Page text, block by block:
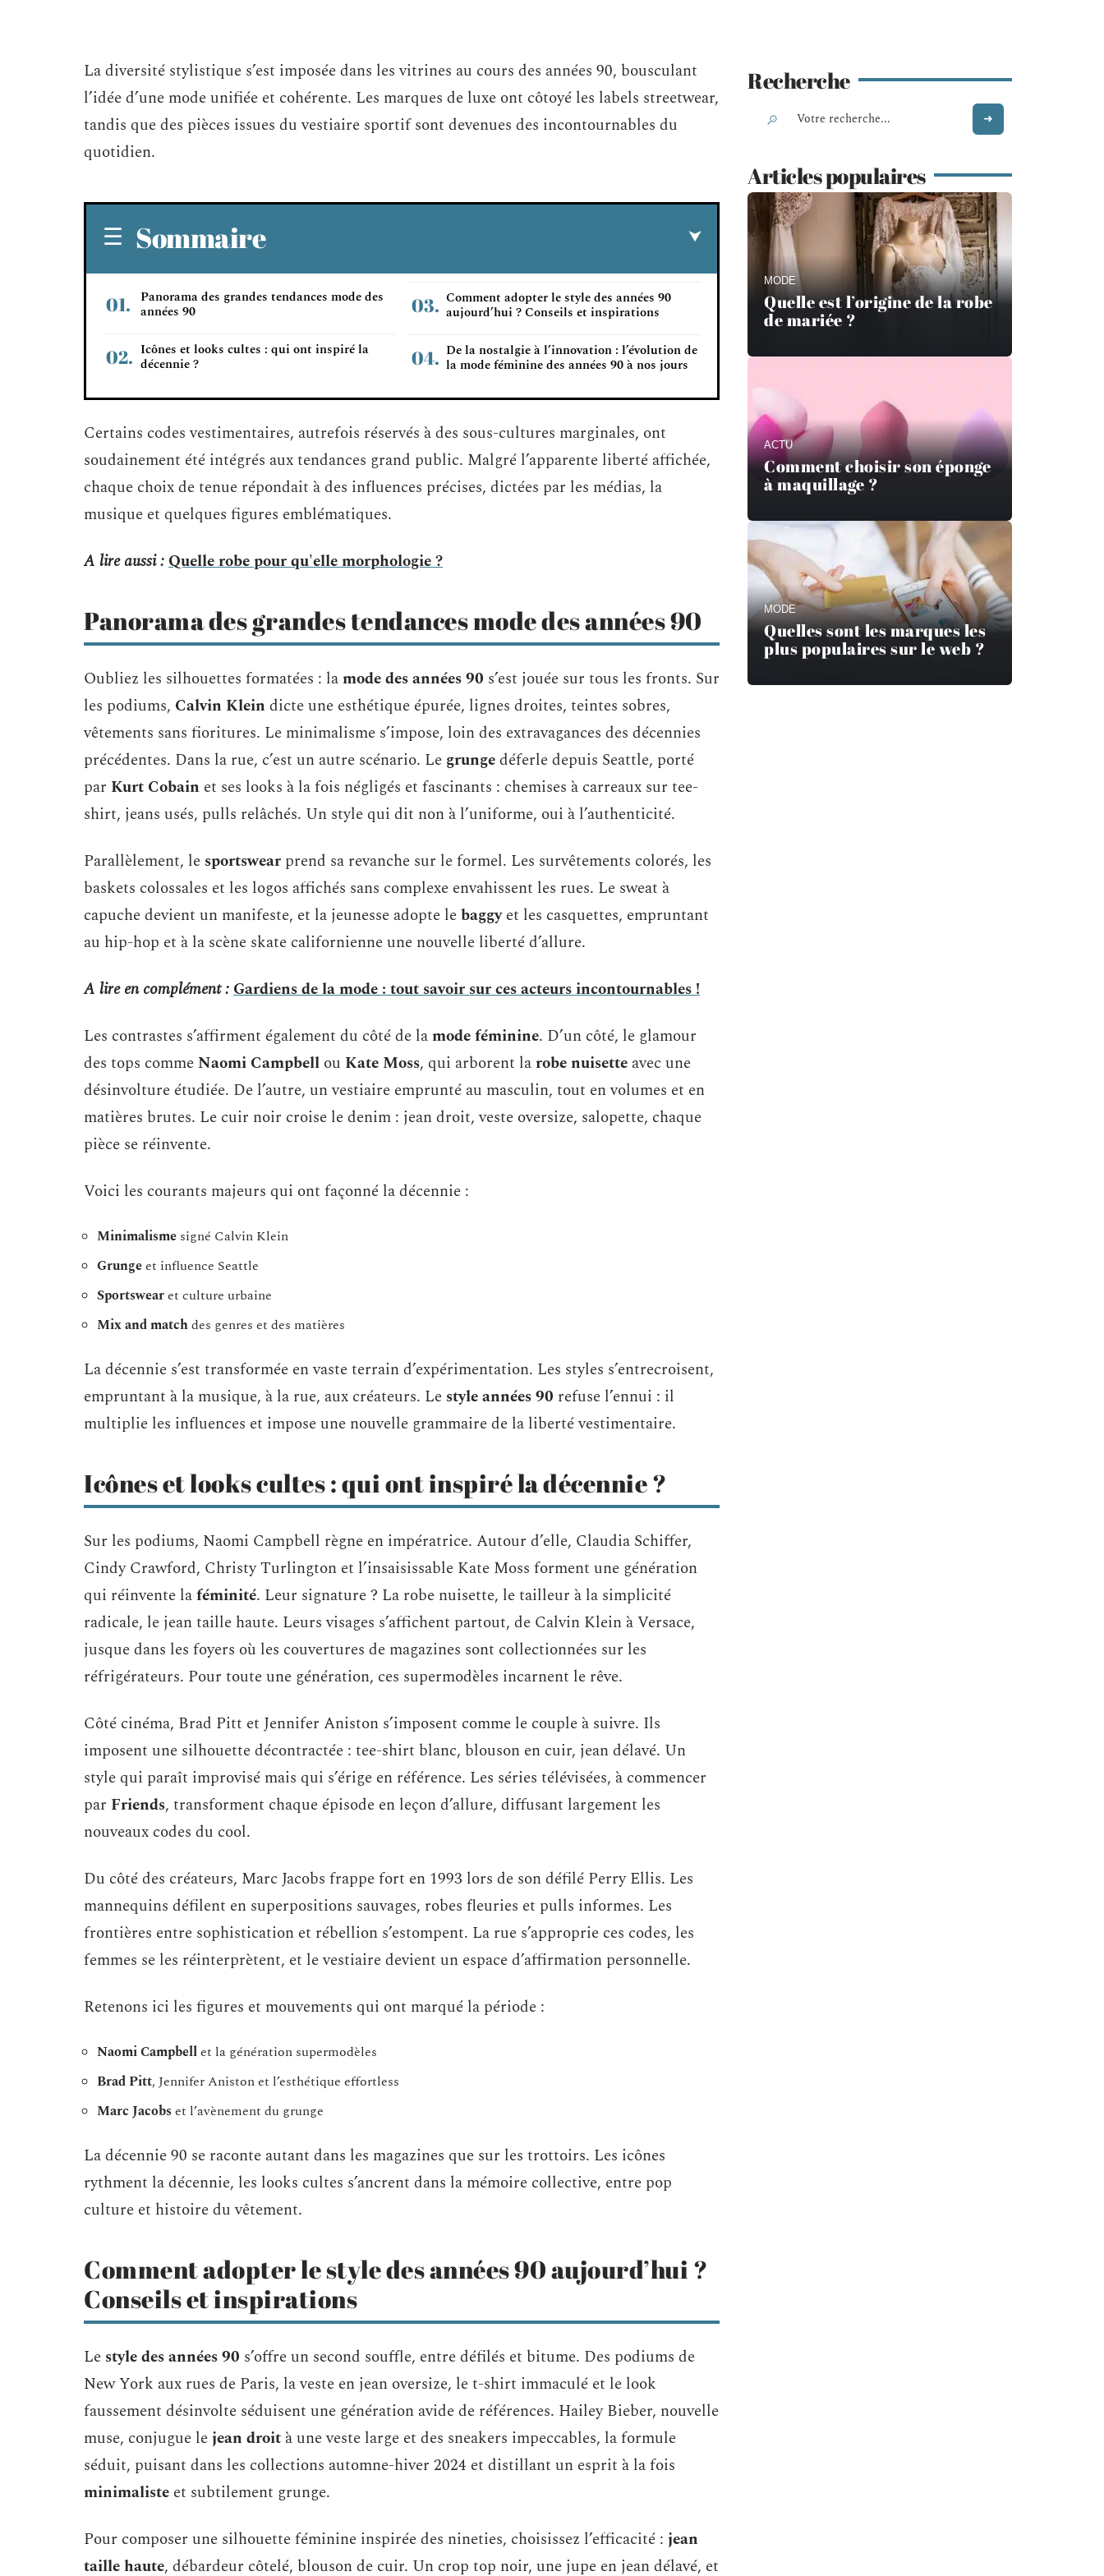
La diversité stylistique s’est imposée dans les vitrines au cours des années 90, bousculant
l’idée d’une mode unifiée et cohérente. Les marques de luxe ont côtoyé les labels streetwear,
tandis que des pièces issues du vestiaire sportif sont devenues des incontournables du
quotidien.
Sommaire
Panorama des grandes tendances mode des
années 90
Icônes et looks cultes : qui ont inspiré la
décennie ?
Comment adopter le style des années 90
aujourd’hui ? Conseils et inspirations
De la nostalgie à l’innovation : l’évolution de
la mode féminine des années 90 à nos jours
Certains codes vestimentaires, autrefois réservés à des sous-cultures marginales, ont
soudainement été intégrés aux tendances grand public. Malgré l’apparente liberté affichée,
chaque choix de tenue répondait à des influences précises, dictées par les médias, la
musique et quelques figures emblématiques.
A lire aussi :Quelle robe pour qu'elle morphologie ?
Panorama des grandes tendances mode des années 90
Oubliez les silhouettes formatées : lamode des années 90 s’est jouée sur tous les fronts. Sur
les podiums, Calvin Kleindicte une esthétique épurée, lignes droites, teintes sobres,
vêtements sans fioritures. Le minimalisme s’impose, loin des extravagances des décennies
précédentes. Dans la rue, c’est un autre scénario. Le grungedéferle depuis Seattle, porté
par Kurt Cobain et ses looks à la fois négligés et fascinants : chemises à carreaux sur tee-
shirt, jeans usés, pulls relâchés. Un style qui dit non à l’uniforme, oui à l’authenticité.
Parallèlement, le sportswear prend sa revanche sur le formel. Les survêtements colorés, les
baskets colossales et les logos affichés sans complexe envahissent les rues. Le sweat à
capuche devient un manifeste, et la jeunesse adopte lebaggyet les casquettes, empruntant
au hip-hop et à la scène skate californienne une nouvelle liberté d’allure.
A lire en complément :Gardiens de la mode : tout savoir sur ces acteurs incontournables !
Les contrastes s’affirment également du côté de lamode féminine. D’un côté, le glamour
des tops commeNaomi Campbell ou Kate Moss, qui arborent larobe nuisette avec une
désinvolture étudiée. De l’autre, un vestiaire emprunté au masculin, tout en volumes et en
matières brutes. Le cuir noir croise le denim : jean droit, veste oversize, salopette, chaque
pièce se réinvente.
Voici les courants majeurs qui ont façonné la décennie :
Minimalisme signé Calvin Klein
Grungeet influence Seattle
Sportswearet culture urbaine
Mix and matchdes genres et des matières
La décennie s’est transformée en vaste terrain d’expérimentation. Les styles s’entrecroisent,
empruntant à la musique, à la rue, aux créateurs. Le style années 90 refuse l’ennui : il
multiplie les influences et impose une nouvelle grammaire de la liberté vestimentaire.
Icônes et looks cultes : qui ont inspiré la décennie ?
Sur les podiums, Naomi Campbell règne en impératrice. Autour d’elle, Claudia Schiffer,
Cindy Crawford, Christy Turlington et l’insaisissable Kate Moss forment une génération
qui réinvente laféminité. Leur signature ? La robe nuisette, le tailleur à la simplicité
radicale, le jean taille haute. Leurs visages s’affichent partout, de Calvin Klein à Versace,
jusque dans les foyers où les couvertures de magazines sont collectionnées sur les
réfrigérateurs. Pour toute une génération, ces supermodèles incarnent le rêve.
Côté cinéma, Brad Pitt et Jennifer Aniston s’imposent comme le couple à suivre. Ils
imposent une silhouette décontractée : tee-shirt blanc, blouson en cuir, jean délavé. Un
style qui paraît improvisé mais qui s’érige en référence. Les séries télévisées, à commencer
par Friends, transforment chaque épisode en leçon d’allure, diffusant largement les
nouveaux codes du cool.
Du côté des créateurs, Marc Jacobs frappe fort en 1993 lors de son défilé Perry Ellis. Les
mannequins défilent en superpositions sauvages, robes fleuries et pulls informes. Les
frontières entre sophistication et rébellion s’estompent. La rue s’approprie ces codes, les
femmes se les réinterprètent, et le vestiaire devient un espace d’affirmation personnelle.
Retenons ici les figures et mouvements qui ont marqué la période :
Naomi Campbellet la génération supermodèles
Brad Pitt, Jennifer Aniston et l’esthétique effortless
Marc Jacobs et l’avènement du grunge
La décennie 90 se raconte autant dans les magazines que sur les trottoirs. Les icônes
rythment la décennie, les looks cultes s’ancrent dans la mémoire collective, entre pop
culture et histoire du vêtement.
Comment adopter le style des années 90 aujourd’hui ?
Conseils et inspirations
Le style des années 90 s’offre un second souffle, entre défilés et bitume. Des podiums de
New York aux rues de Paris, la veste en jean oversize, le t-shirt immaculé et le look
faussement désinvolte séduisent une génération avide de références. Hailey Bieber, nouvelle
muse, conjugue lejean droit à une veste large et des sneakers impeccables, la formule
séduit, puisant dans les collections automne-hiver 2024 et distillant un esprit à la fois
minimaliste et subtilement grunge.
Pour composer une silhouette féminine inspirée des nineties, choisissez l’efficacité : jean
taille haute, débardeur côtelé, blouson de cuir. Un crop top noir, une jupe en jean délavé, et
Recherche
Articles populaires
MODE
Quelle est l’origine de la robe
de mariée ?
ACTU
Comment choisir son éponge
à maquillage ?
MODE
Quelles sont les marques les
plus populaires sur le web ?